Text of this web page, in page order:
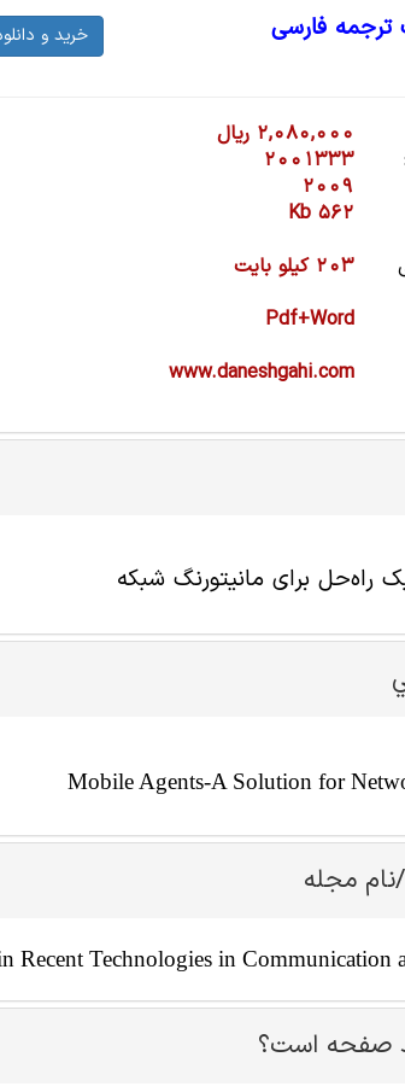
ترجمه فارسی
2,080,000 ریال
2001333
2009
562 Kb
203 کیلو بایت
Pdf+Word
www.daneshgahi.com
راه‌حل برای مانیتورنگ شبکه
Mobile Agents-A Solution for
مجله
Recent Technologies in Communication
صفحه است؟